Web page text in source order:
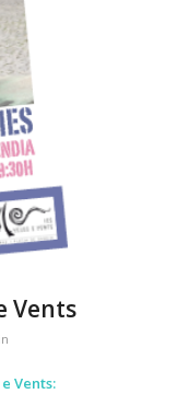
Vents
Vents: